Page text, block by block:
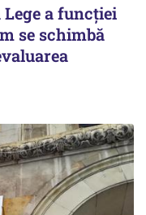
a funcției
se schimbă